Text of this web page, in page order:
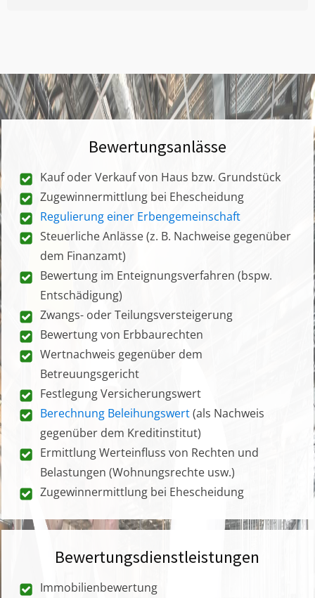
Bewertungsanlässe
Kauf oder Verkauf von Haus bzw. Grundstück
Zugewinnermittlung bei Ehescheidung
Regulierung einer Erbengemeinschaft
Steuerliche Anlässe (z. B. Nachweise gegenüber
dem Finanzamt)
Bewertung im Enteignungsverfahren (bspw.
Entschädigung)
Zwangs- oder Teilungsversteigerung
Bewertung von Erbbaurechten
Wertnachweis gegenüber dem
Betreuungsgericht
Festlegung Versicherungswert
Berechnung Beleihungswert(als Nachweis
gegenüber dem Kreditinstitut)
Ermittlung Werteinfluss von Rechten und
Belastungen (Wohnungsrechte usw.)
Zugewinnermittlung bei Ehescheidung
Bewertungsdienstleistungen
Immobilienbewertung